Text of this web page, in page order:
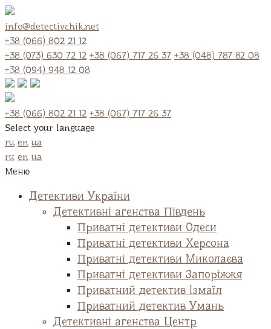
info@detectivchik.net
+38 (066) 802 21 12
+38 (073) 630 72 12 +38 (067) 717 26 37 +38 (048) 787 82 08
+38 (094) 948 12 08
+38 (066) 802 21 12 +38 (067) 717 26 37
Select your language
ru en ua
ru en ua
Меню
Детективи України
Детективні агенства Південь
Приватні детективи Одеси
Приватні детективи Херсона
Приватні детективи Миколаєва
Приватні детективи Запоріжжя
Приватний детектив Ізмаїл
Приватний детектив Умань
Детективні агенства Центр